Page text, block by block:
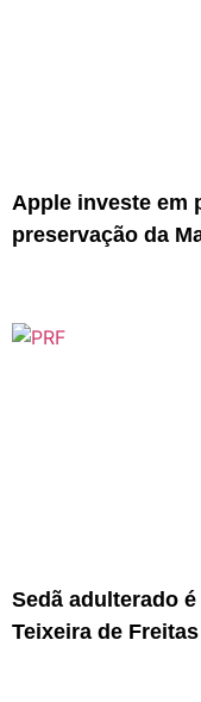
Apple investe em
preservação da
Sedã adulterado
Teixeira de Freitas